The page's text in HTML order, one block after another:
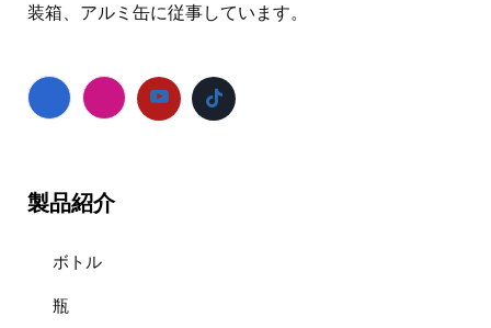
装箱、アルミ缶に従事しています。
製品紹介
ボトル
瓶